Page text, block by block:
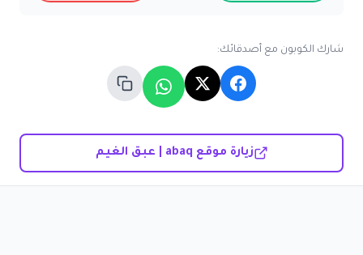
شارك الكوبون مع أصدقائك:
زيارة موقع abaq | عبق الغيم